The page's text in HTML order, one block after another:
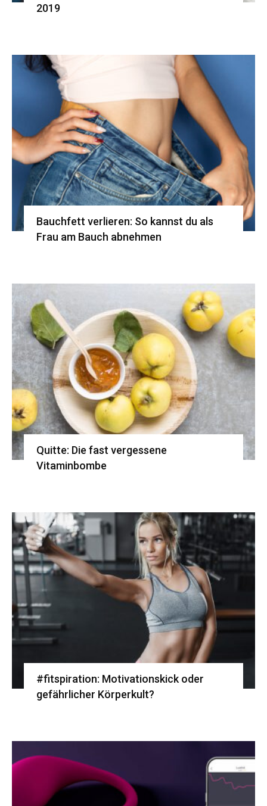
2019
Bauchfett verlieren: So kannst du als
Frau am Bauch abnehmen
Quitte: Die fast vergessene
Vitaminbombe
#fitspiration: Motivationskick oder
gefährlicher Körperkult?